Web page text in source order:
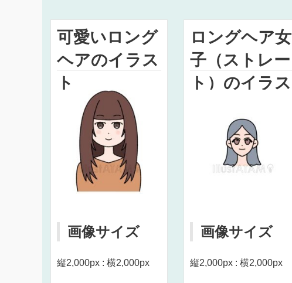
可愛いロング
ヘアのイラス
ト
画像サイズ
縦2,000px : 横2,000px
ロングヘア女
子（ストレー
ト）のイラス
画像サイズ
縦2,000px : 横2,000px